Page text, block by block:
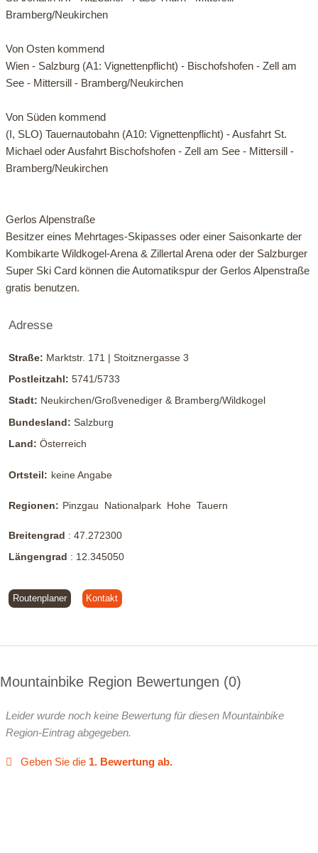
Bergbahnen
Bikeparks:
keine Bikeparks
beschilderte Routen bewirtete Hütten
Link zur Vorteilskarte
Start ist im Ortszentrum von Bramberg - vorbei an der Kirche
Alpengasthöfen Geisl und Bergkristall zum Oberaugut - dem
Straßenverlauf ins Mühlbachtal folgen - beim Erreichen des
Almgebietes Abzweigung rechts zur Baumgartenalm
Anschlussmöglichkeiten zur 4E Stangenjoch, 4F Geisl
Hochalm/Wildkogelbahn, 4G Fleckalm/Wildkogelbahn, 4L
2000er Runde oder 6B Panoramarunde
4D - Baumgartenalm
Start ist im Ortszentrum von Bramberg - vorbei an der Kirche
Alpengasthöfen Geisl und Bergkristall zum Oberaugut - dem
Straßenverlauf ins Mühlbachtal folgen - beim Erreichen des
nehmen. Retour auf derselben Strecke oder
2000er Runde oder 6B Panoramarunde
Baumgartenalm
Bramberg/Neukirchen
Von Osten kommend
Wien - Salzburg (A1: Vignettenpflicht) - Bischofshofen - Zell am
See - Mittersill - Bramberg/Neukirchen
Von Süden kommend
(I, SLO) Tauernautobahn (A10: Vignettenpflicht) - Ausfahrt St.
Michael oder Ausfahrt Bischofshofen - Zell am See - Mittersill -
Bramberg/Neukirchen
Gerlos Alpenstraße
Besitzer eines Mehrtages-Skipasses oder einer Saisonkarte der
Kombikarte Wildkogel-Arena & Zillertal Arena oder der Salzburger
Super Ski Card können die Automatikspur der Gerlos Alpenstraße
gratis benutzen.
Adresse
Straße: Marktstr. 171 | Stoitznergasse 3
Postleitzahl: 5741/5733
Stadt: Neukirchen/Großvenediger & Bramberg/Wildkogel
Bundesland: Salzburg
Land: Österreich
Ortsteil: keine Angabe
Regionen: Pinzgau Nationalpark Hohe Tauern
Breitengrad : 47.272300
Längengrad : 12.345050
Routenplaner Kontakt
Mountainbike Region Bewertungen 0
Leider wurde noch keine Bewertung für diesen Mountainbike
Region-Eintrag abgegeben.
Geben Sie die 1. Bewertung ab.